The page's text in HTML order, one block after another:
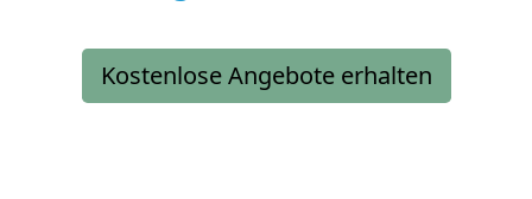
Kostenlose Angebote erhalten